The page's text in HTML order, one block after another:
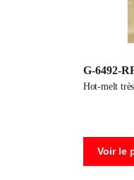
G-6492-
hot-melt
Voir le